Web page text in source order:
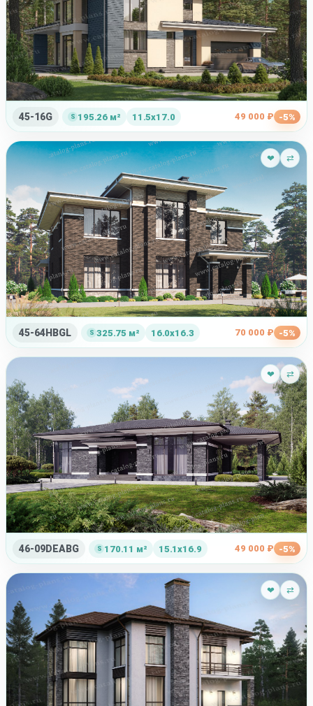
45-16G 195.26 м² 11.5x17.0 49 000 ₽ -5%
❤ ⇄
45-64HBGL 325.75 м² 16.0x16.3 70 000 ₽ -5%
❤ ⇄
46-09DEABG 170.11 м² 15.1x16.9 49 000 ₽ -5%
❤ ⇄